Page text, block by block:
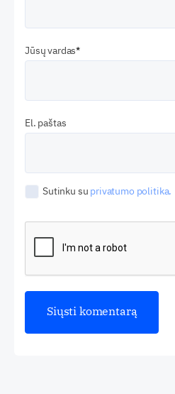
Jūsų vardas
El. paštas
Sutinku su privatumo politika.